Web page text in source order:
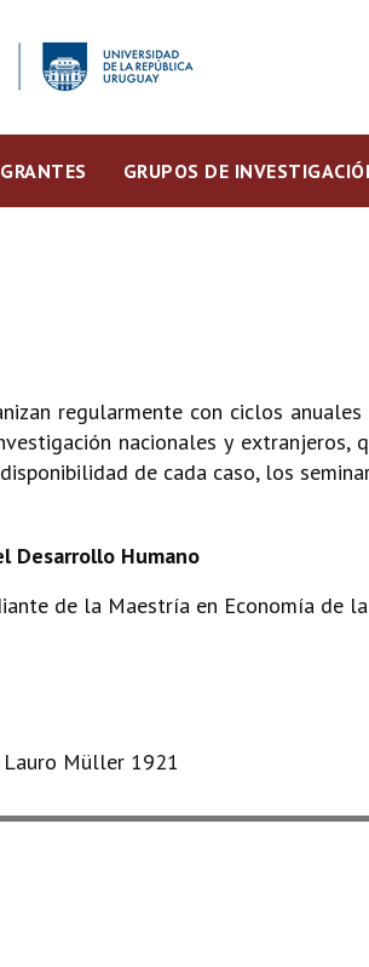
GRUPOS DE
regularmente con ciclos
nacionales y extranjeros,
de cada caso, los
Desarrollo Humano
de la Maestría en Economía de la
Lauro Müller 1921